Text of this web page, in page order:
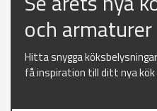
och armaturer
Hitta snygga
få inspiration till ditt nya kök